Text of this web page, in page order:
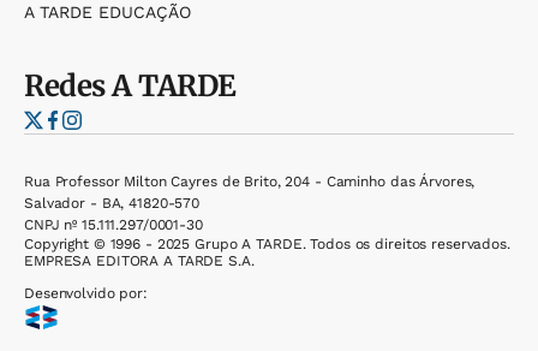
A TARDE EDUCAÇÃO
RedesA TARDE
Rua Professor Milton Cayres de Brito, 204 - Caminho das Árvores,
Salvador - BA, 41820-570
CNPJ nº 15.111.297/0001-30
Copyright © 1996 - 2025 Grupo A TARDE. Todos os direitos reservados.
EMPRESA EDITORA A TARDE S.A.
Desenvolvido por: